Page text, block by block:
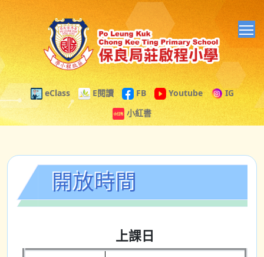
eClass E閱讀 FB Youtube
IG
小紅書
開放時間
上課日